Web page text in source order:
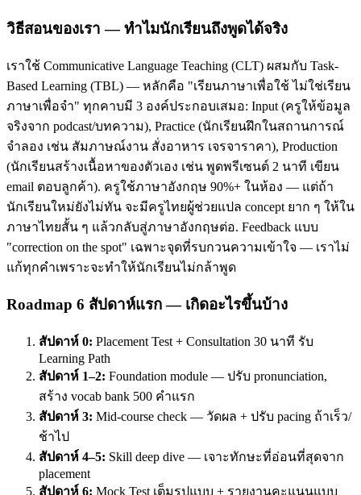
วิธีสอนของเรา — ทำไมนักเรียนถึงพูดได้จริง
เราใช้ Communicative Language Teaching (CLT) ผสมกับ Task-
Based Learning (TBL) — หลักคือ "เรียนภาษาเพื่อใช้ ไม่ใช่เรียน
ภาษาเพื่อจำ" ทุกคาบมี 3 องค์ประกอบเสมอ: Input (ครูให้ข้อมูล
จริงจาก podcast/บทความ), Practice (นักเรียนฝึกในสถานการณ์
จำลอง เช่น สัมภาษณ์งาน สั่งอาหาร เจรจาราคา), Production
(นักเรียนสร้างเนื้อหาของตัวเอง เช่น พูดพรีเซนต์ 2 นาที เขียน
email ตอบลูกค้า). ครูใช้ภาษาอังกฤษ 90%+ ในห้อง — แต่ถ้า
นักเรียนใหม่ยังไม่ทัน จะมีครูไทยผู้ช่วยแปล concept ยาก ๆ ให้ใน
ภาษาไทยสั้น ๆ แล้วกลับสู่ภาษาอังกฤษต่อ. Feedback แบบ
"correction on the spot" เฉพาะจุดที่รบกวนความเข้าใจ — เราไม่
แก้ทุกคำเพราะจะทำให้นักเรียนไม่กล้าพูด
Roadmap 6 สัปดาห์แรก — เกิดอะไรขึ้นบ้าง
สัปดาห์ 0: Placement Test + Consultation 30 นาที รับ
Learning Path
สัปดาห์ 1–2: Foundation module — ปรับ pronunciation,
สร้าง vocab bank 500 คำแรก
สัปดาห์ 3: Mid-course check — วัดผล + ปรับ pacing ถ้าเร็ว/
ช้าไป
สัปดาห์ 4–5: Skill deep dive — เจาะทักษะที่อ่อนที่สุดจาก
placement
สัปดาห์ 6: Mock Test เต็มรูปแบบ + รายงานคะแนนแบบ